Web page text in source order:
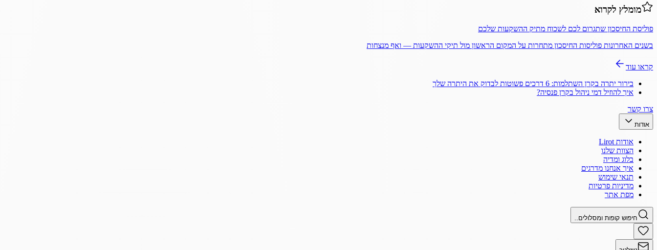
מומלץ לקרוא
פוליסת החיסכון שתגרום לכם לשכוח מתיק ההשקעות שלכם
בשנים האחרונות פוליסות החיסכון מתחרות על המקום הראשון מול תיקי ההשקעות — ואף מנצחות
קראו עוד
בירור יתרה בקרן השתלמות: 6 דרכים פשוטות לבדוק את היתרה שלך
איך להוזיל דמי ניהול בקרן פנסיה?
צרו קשר
אודות
אודות Lirot
הצוות שלנו
בלוג ומדיה
איך אנחנו מדרגים
תנאי שימוש
מדיניות פרטיות
מפת אתר
חיפוש קופות ומסלולים..